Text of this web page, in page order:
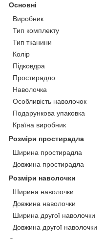
Основні
Виробник
Тип комплекту
Тип тканини
Колір
Підковдра
Простирадло
Наволочка
Особливість наволочок
Подарункова упаковка
Країна виробник
Розміри простирадла
Ширина простирадла
Довжина простирадла
Розміри наволочки
Ширина наволочки
Довжина наволочки
Ширина другої наволочки
Довжина другої наволочки